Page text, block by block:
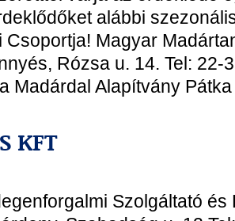
alábbi
Csoportja! Magyar
Rózsa u. 14. Tel: 22-
Madárdal Alapítvány
KFT
Szolgáltató és